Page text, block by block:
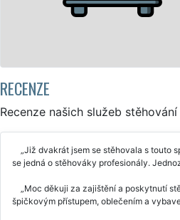
RECENZE
Recenze našich služeb
Již dvakrát jsem se stěhovala s touto
se jedná o stěhováky profesionály.
Moc děkuji za zajištění a poskytnutí
špičkovým přístupem, oblečením a